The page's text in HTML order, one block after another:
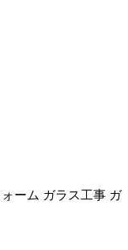
ーム ガラス工事 ガ